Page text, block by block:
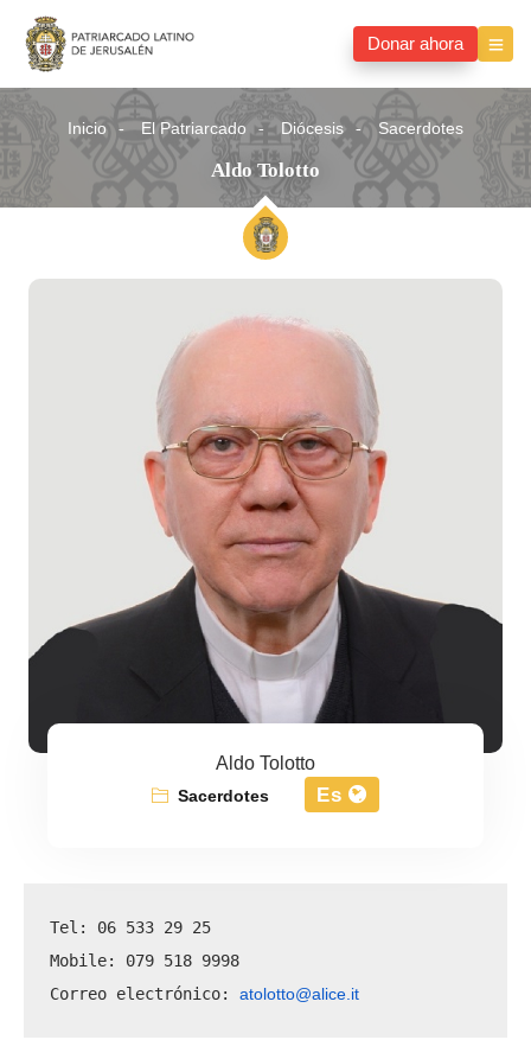
Donar ahora
Inicio El Patriarcado Diócesis Sacerdotes
Aldo Tolotto
Aldo Tolotto
Sacerdotes Es
Tel: 06 533 29 25
Mobile: 079 518 9998
Correo electrónico: atolotto@alice.it